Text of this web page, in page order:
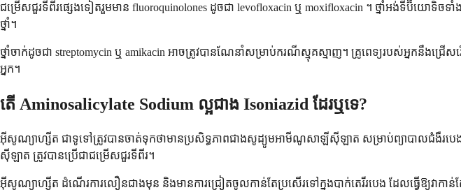
ជម្រើសជួរទីពីរផ្សេងទៀតរួមមាន fluoroquinolones ដូចជា levofloxacin ឬ moxifloxacin ។ ថ្នាំអង់ទីប៊ីយោទិច
ថ្នាំ។
ថ្នាំចាក់ដូចជា streptomycin ឬ amikacin អាចត្រូវបានណែនាំសម្រាប់ករណីស្មុគស្មាញ។ គ្រូពេទ្យរបស់អ្នកនឹងជ្រើ
អ្នក។
តើ Aminosalicylate Sodium ល្អជាង Isoniazid ដែរឬទេ?
អ៊ីសូណ្យាហ្សីត ជាទូទៅត្រូវបានចាត់ទុកថាមានប្រសិទ្ធភាពជាងសូដ្យូមអាមីណូសាឡីស៊ីឡាត សម្រាប់ព្យាបាលជំ
ស៊ីឡាត ត្រូវបានប្រើជាជម្រើសជួរទីពីរ។
អ៊ីសូណ្យាហ្សីត ដំណើរការលឿនជាងមុន និងមានការជ្រៀតចូលកាន់តែប្រសើរទៅក្នុងបាក់តេរីរបេង ដែលធ្វើឱ្យវា